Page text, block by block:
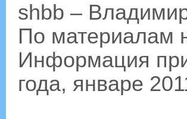
shbb –
По материалам
Информация
года, январе